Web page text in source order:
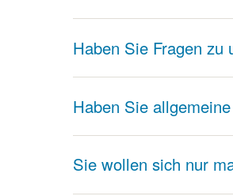
Haben Sie Fragen zu
Haben Sie
Sie wollen sich nur